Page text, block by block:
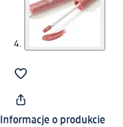
Informacje o produkcie